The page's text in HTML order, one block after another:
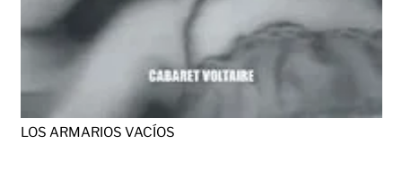
LOS ARMARIOS VACÍOS